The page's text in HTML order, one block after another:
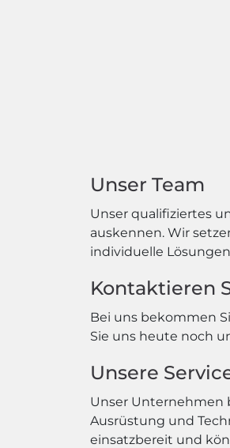
Unser Team
Unser qualifiziertes
auskennen. Wir
individuelle
Kontaktieren
Bei uns bekommen
Sie uns heute noch
Unsere
Unser Unternehmen
Ausrüstung und
einsatzbereit und